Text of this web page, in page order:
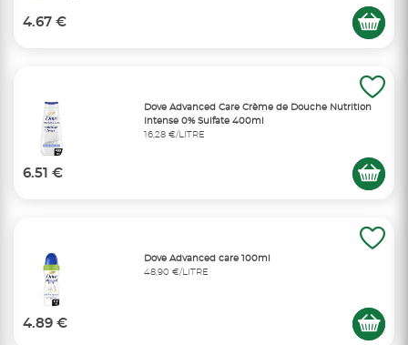
4.67 €
Dove Advanced Care Crème de Douche Nutrition
Intense 0% Sulfate 400ml
16,28 €/LITRE
6.51 €
Dove Advanced care 100ml
48,90 €/LITRE
4.89 €